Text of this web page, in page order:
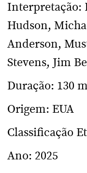
Interpretação:
Hudson,
Anderson,
Stevens, Jim
Duração: 130
Origem: EUA
Classificação
Ano: 2025